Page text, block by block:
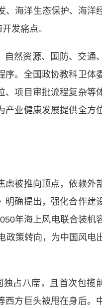
、海洋生态保护、海洋
发痛点。
然资源、国防、交通、
序。全国政协教科卫体
、项目审批流程复杂等
产业健康发展提供全方
被推向顶点，依赖外
明确提出，强化合作建
年海上风电联合装机
政策转向，为中国风电
占八席，且首次包揽
西方巨头被甩在身后。